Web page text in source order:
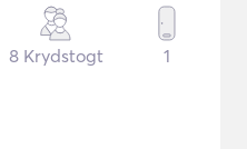
8 Krydstogt 1